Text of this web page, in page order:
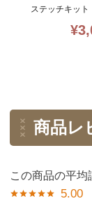
ステッチキッ
2・初心者向・
¥
商品レ
5.00